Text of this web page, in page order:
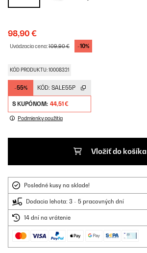
98,90 €
Uvádzacia cena:109,90 € -10%
KÓD PRODUKTU: 10008321
-55% KÓD: SALE55P
S KUPÓNOM: 44,51 €
Podmienky použitia
Vložiť do košíka
Posledné kusy na sklade!
Dodacia lehota: 3 - 5 pracovných dní
14 dní na vrátenie